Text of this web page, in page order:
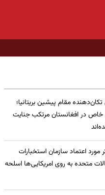
مقام پیشین بریتانیا؛
خاص در افغانستان مرتکب جنایت
مورد اعتماد سازمان استخبارات
متحده به روی امریکایی‌ها اسلحه